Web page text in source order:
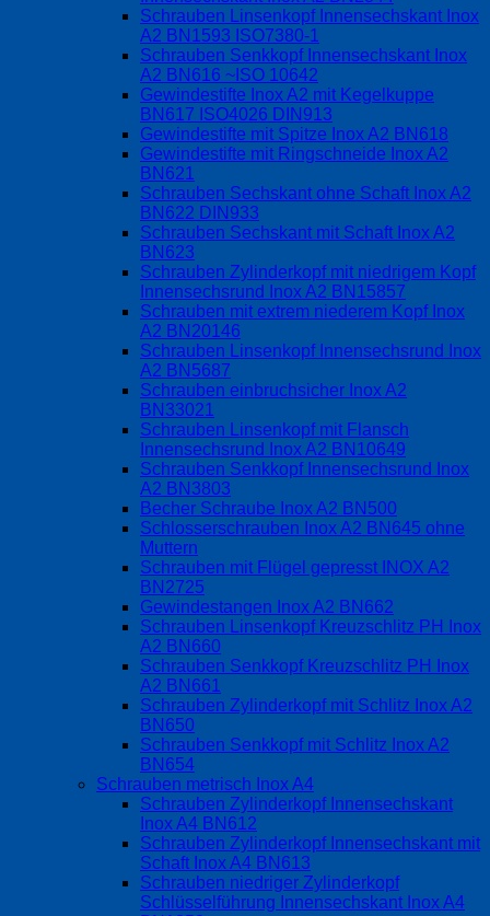
Schrauben Linsenkopf Innensechskant Inox
A2 BN1593 ISO7380-1
Schrauben Senkkopf Innensechskant Inox
A2 BN616 ~ISO 10642
Gewindestifte Inox A2 mit Kegelkuppe
BN617 ISO4026 DIN913
Gewindestifte mit Spitze Inox A2 BN618
Gewindestifte mit Ringschneide Inox A2
BN621
Schrauben Sechskant ohne Schaft Inox A2
BN622 DIN933
Schrauben Sechskant mit Schaft Inox A2
BN623
Schrauben Zylinderkopf mit niedrigem Kopf
Innensechsrund Inox A2 BN15857
Schrauben mit extrem niederem Kopf Inox
A2 BN20146
Schrauben Linsenkopf Innensechsrund Inox
A2 BN5687
Schrauben einbruchsicher Inox A2
BN33021
Schrauben Linsenkopf mit Flansch
Innensechsrund Inox A2 BN10649
Schrauben Senkkopf Innensechsrund Inox
A2 BN3803
Becher Schraube Inox A2 BN500
Schlosserschrauben Inox A2 BN645 ohne
Muttern
Schrauben mit Flügel gepresst INOX A2
BN2725
Gewindestangen Inox A2 BN662
Schrauben Linsenkopf Kreuzschlitz PH Inox
A2 BN660
Schrauben Senkkopf Kreuzschlitz PH Inox
A2 BN661
Schrauben Zylinderkopf mit Schlitz Inox A2
BN650
Schrauben Senkkopf mit Schlitz Inox A2
BN654
Schrauben metrisch Inox A4
Schrauben Zylinderkopf Innensechskant
Inox A4 BN612
Schrauben Zylinderkopf Innensechskant mit
Schaft Inox A4 BN613
Schrauben niedriger Zylinderkopf
Schlüsselführung Innensechskant Inox A4